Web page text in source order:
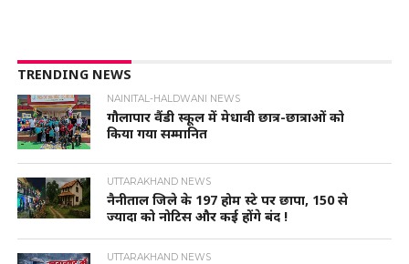
TRENDING NEWS
NAINITAL-HALDWANI NEWS
गौलापार वैंडी स्कूल में मेधावी छात्र-छात्राओं को
किया गया सम्मानित
UTTARAKHAND NEWS
नैनीताल जिले के 197 होम स्टे पर छापा, 150 से
ज्यादा को नोटिस और कई होंगे बंद !
UTTARAKHAND NEWS